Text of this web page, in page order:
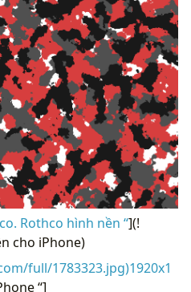
Rothco hình nền “](!
cho iPhone)
full/1783323.jpg)1920x1
“]